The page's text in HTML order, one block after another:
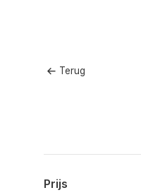
Terug
Prijs